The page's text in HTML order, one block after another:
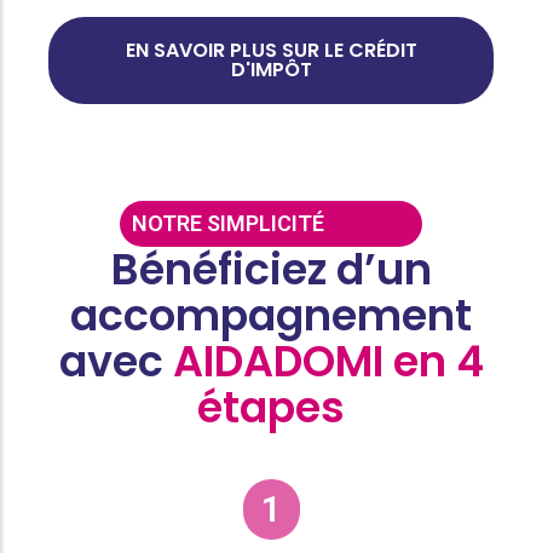
EN SAVOIR PLUS SUR LE CRÉDIT
D'IMPÔT
NOTRE SIMPLICITÉ
Bénéficiez d’un
accompagnement
avec AIDADOMI en 4
étapes
1